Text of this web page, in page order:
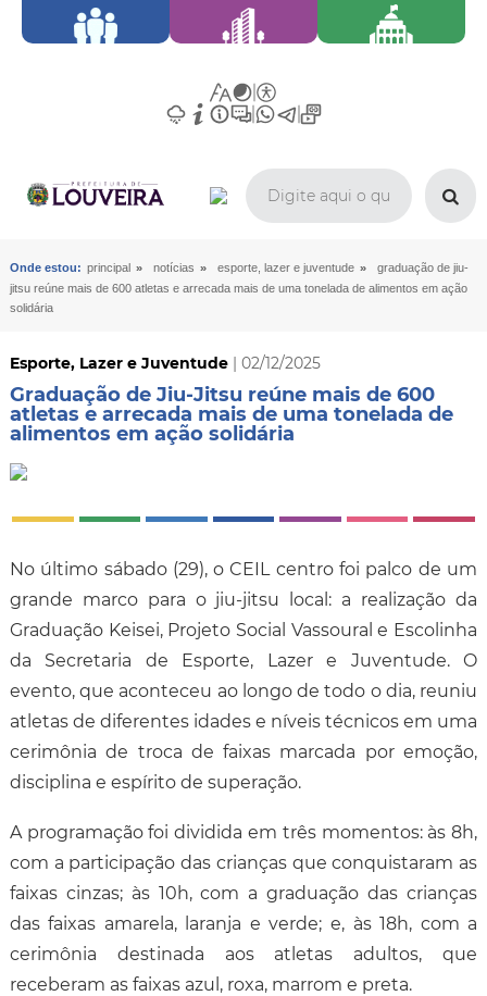
Onde estou: principal » notícias » esporte, lazer e juventude »
graduação de jiu-
jitsu reúne mais de 600 atletas e arrecada mais de uma tonelada de alimentos em ação
solidária
Esporte, Lazer e Juventude| 02/12/2025
Graduação de Jiu-Jitsu reúne mais de 600
atletas e arrecada mais de uma tonelada de
alimentos em ação solidária
No último sábado (29), o CEIL centro foi palco de um
grande marco para o jiu-jitsu local: a realização da
Graduação Keisei, Projeto Social Vassoural e Escolinha
da Secretaria de Esporte, Lazer e Juventude. O
evento, que aconteceu ao longo de todo o dia, reuniu
atletas de diferentes idades e níveis técnicos em uma
cerimônia de troca de faixas marcada por emoção,
disciplina e espírito de superação.
A programação foi dividida em três momentos: às 8h,
com a participação das crianças que conquistaram as
faixas cinzas; às 10h, com a graduação das crianças
das faixas amarela, laranja e verde; e, às 18h, com a
cerimônia destinada aos atletas adultos, que
receberam as faixas azul, roxa, marrom e preta.